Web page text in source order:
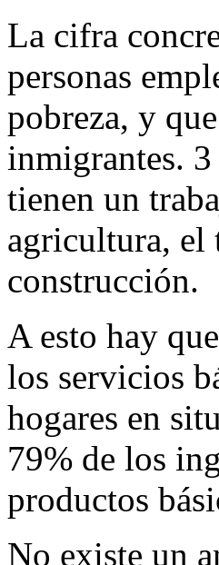
La cifra
personas
pobreza, y
inmigrantes. 3
tienen un
agricultura, el
construcción.
A esto hay
los servicios
hogares en
79% de los
productos
No existe un